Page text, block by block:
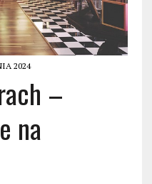
2024
–
na